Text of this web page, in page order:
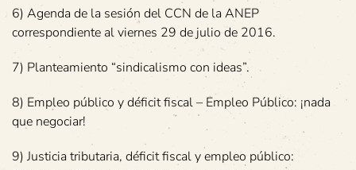
6) Agenda de la sesión del CCN de la ANEP
correspondiente al viernes 29 de julio de 2016.
7) Planteamiento “sindicalismo con ideas”.
8) Empleo público y déficit fiscal – Empleo Público: ¡nada
que negociar!
9) Justicia tributaria, déficit fiscal y empleo público: